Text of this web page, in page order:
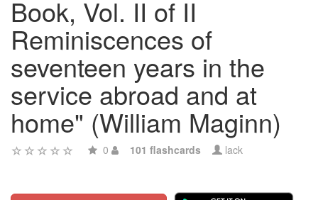
Book, Vol. II of II
Reminiscences of
seventeen years in the
service abroad and at
home" (William Maginn)
0 101 flashcards lack